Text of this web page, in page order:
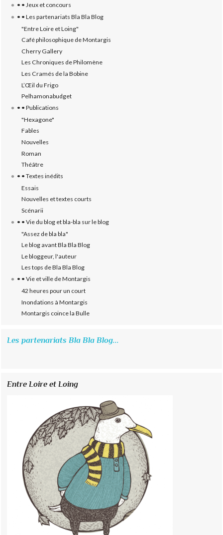
• • Jeux et concours
• • Les partenariats Bla Bla Blog
"Entre Loire et Loing"
Café philosophique de Montargis
Cherry Gallery
Les Chroniques de Philomène
Les Cramés de la Bobine
L’‎Œil du Frigo
Pelhamonabudget
• • Publications
"Hexagone"
Fables
Nouvelles
Roman
Théâtre
• • Textes inédits
Essais
Nouvelles et textes courts
Scénarii
• • Vie du blog et bla-bla sur le blog
"Assez de bla bla"
Le blog avant Bla Bla Blog
Le bloggeur, l'auteur
Les tops de Bla Bla Blog
• • Vie et ville de Montargis
42 heures pour un court
Inondations à Montargis
Montargis coince la Bulle
Les partenariats Bla Bla Blog...
Entre Loire et Loing